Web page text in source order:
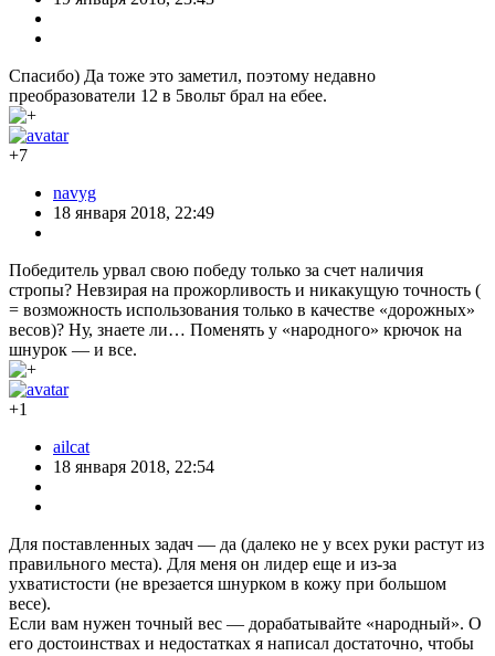
Спасибо) Да тоже это заметил, поэтому недавно
преобразователи 12 в 5вольт брал на ебее.
+7
navyg
18 января 2018, 22:49
Победитель урвал свою победу только за счет наличия
стропы? Невзирая на прожорливость и никакущую точность (
= возможность использования только в качестве «дорожных»
весов)? Ну, знаете ли… Поменять у «народного» крючок на
шнурок — и все.
+1
ailcat
18 января 2018, 22:54
Для поставленных задач — да (далеко не у всех руки растут из
правильного места). Для меня он лидер еще и из-за
ухватистости (не врезается шнурком в кожу при большом
весе).
Если вам нужен точный вес — дорабатывайте «народный». О
его достоинствах и недостатках я написал достаточно, чтобы